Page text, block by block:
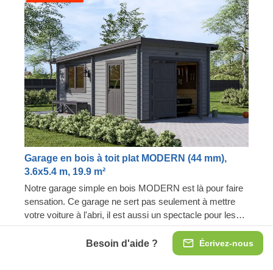
Écrivez-nous
Besoin d'aide ?
Garage en bois à toit plat MODERN (44 mm),
3.6x5.4 m, 19.9 m²
Notre garage simple en bois MODERN est là pour faire
sensation. Ce garage ne sert pas seulement à mettre
votre voiture à l'abri, il est aussi un spectacle pour les
yeux ! Préparez-vous à garer votre voiture du premier
coup dans un garage baigné de lumière. De plus, vous
n'aurez plus jamais besoin de déblayer la neige sur le
Options de taille : 3.6x5.4 ; 4x6 ; 6x5 ; 6x6
Portes de garage très résistantes